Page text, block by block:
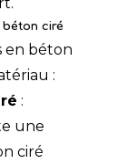
béton ciré
en béton
:
:
une
ciré